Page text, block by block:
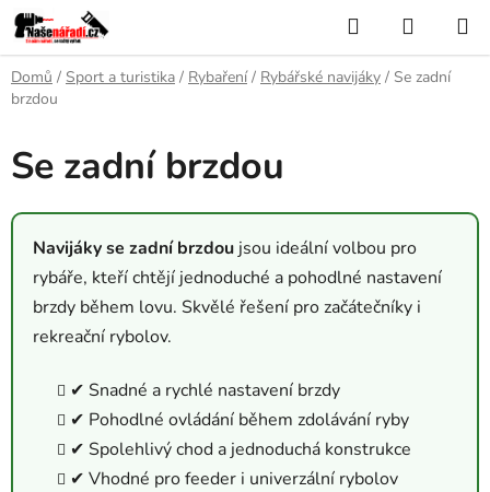
Přejít
na
obsah
Hledat
KOŠÍK
Domů / Sport a turistika / Rybaření / Rybářské navijáky / Se zadní
brzdou
Se zadní brzdou
Navijáky se zadní brzdou jsou ideální volbou pro
rybáře, kteří chtějí jednoduché a pohodlné nastavení
brzdy během lovu. Skvělé řešení pro začátečníky i
rekreační rybolov.
✔ Snadné a rychlé nastavení brzdy
✔ Pohodlné ovládání během zdolávání ryby
✔ Spolehlivý chod a jednoduchá konstrukce
✔ Vhodné pro feeder i univerzální rybolov